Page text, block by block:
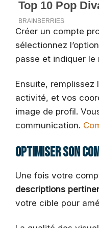
Créer un compte
sélectionnez
passe et indiquer
Ensuite,
activité, et vos
image de profil.
communication.
Optimiser son
Une fois votre
descriptions
votre cible pour